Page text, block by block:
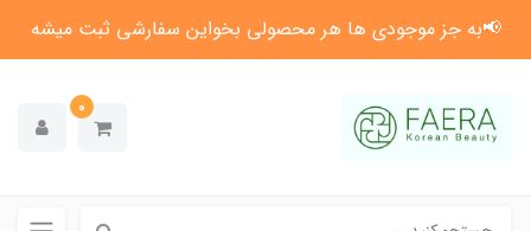
📢به جز موجودی ها هر محصولی بخواین سفارشی ثبت میشه
0